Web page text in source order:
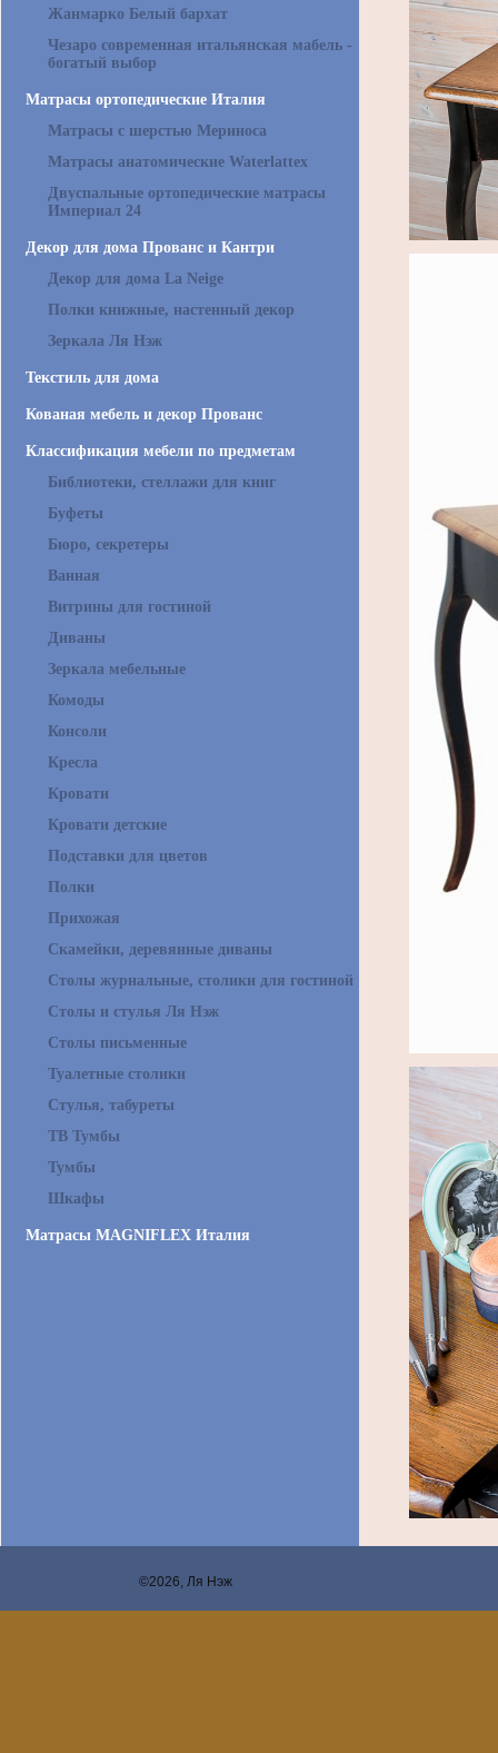
Жанмарко Белый бархат
Чезаро современная итальянская мабель -
богатый выбор
Матрасы ортопедические Италия
Матрасы с шерстью Мериноса
Матрасы анатомические Waterlattex
Двуспальные ортопедические матрасы
Империал 24
Декор для дома Прованс и Кантри
Декор для дома La Neige
Полки книжные, настенный декор
Зеркала Ля Нэж
Текстиль для дома
Кованая мебель и декор Прованс
Классификация мебели по предметам
Библиотеки, стеллажи для книг
Буфеты
Бюро, секретеры
Ванная
Витрины для гостиной
Диваны
Зеркала мебельные
Комоды
Консоли
Кресла
Кровати
Кровати детские
Подставки для цветов
Полки
Прихожая
Скамейки, деревянные диваны
Столы журнальные, столики для гостиной
Столы и стулья Ля Нэж
Столы письменные
Туалетные столики
Стулья, табуреты
ТВ Тумбы
Тумбы
Шкафы
Матрасы MAGNIFLEX Италия
©2026, Ля Нэж